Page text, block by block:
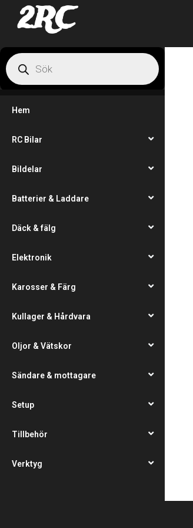
2RC
Hem
RC Bilar
Bildelar
Batterier & Laddare
Däck & fälg
Elektronik
Karosser & Färg
Kullager & Hårdvara
Oljor & Vätskor
Sändare & mottagare
Setup
Tillbehör
Verktyg